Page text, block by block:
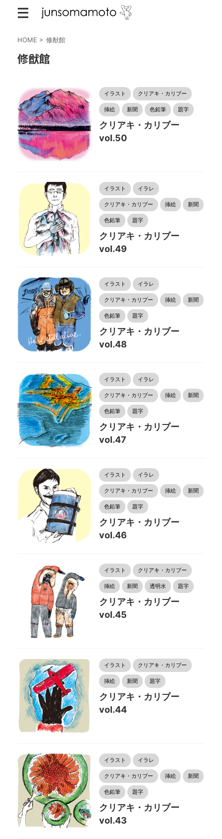
HOME > 修猷館
修猷館
イラスト クリアキ・カリブー
挿絵 新聞 色鉛筆 題字
クリアキ・カリブー
vol.50
イラスト イラレ
クリアキ・カリブー 挿絵 新聞
色鉛筆 題字
クリアキ・カリブー
vol.49
イラスト イラレ
クリアキ・カリブー 挿絵 新聞
色鉛筆 題字
クリアキ・カリブー
vol.48
イラスト イラレ
クリアキ・カリブー 挿絵 新聞
色鉛筆 題字
クリアキ・カリブー
vol.47
イラスト イラレ
クリアキ・カリブー 挿絵 新聞
色鉛筆 題字
クリアキ・カリブー
vol.46
イラスト クリアキ・カリブー
挿絵 新聞 透明水 題字
クリアキ・カリブー
vol.45
イラスト クリアキ・カリブー
挿絵 新聞 題字
クリアキ・カリブー
vol.44
イラスト イラレ
クリアキ・カリブー 挿絵 新聞
色鉛筆 題字
クリアキ・カリブー
vol.43